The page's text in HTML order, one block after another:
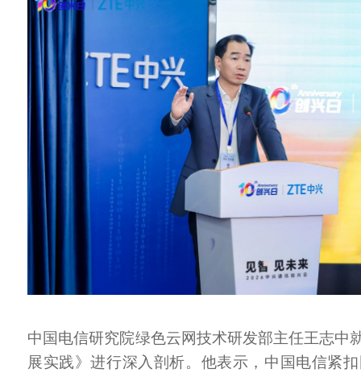
中国电信研究院绿色云网技术研发部主任王志中
展实践》进行深入剖析。他表示，中国电信紧扣